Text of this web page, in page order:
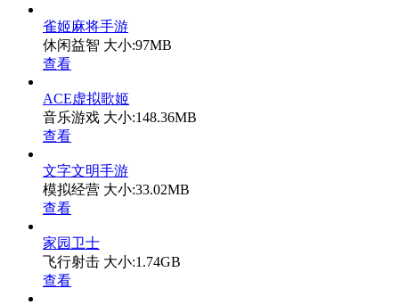
雀姬麻将手游
休闲益智 大小:97MB
查看
ACE虚拟歌姬
音乐游戏 大小:148.36MB
查看
文字文明手游
模拟经营 大小:33.02MB
查看
家园卫士
飞行射击 大小:1.74GB
查看